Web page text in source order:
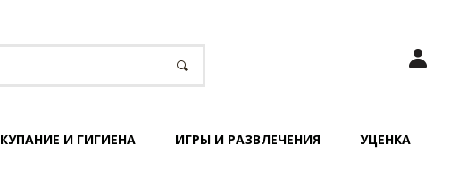
КУПАНИЕ И ГИГИЕНА ИГРЫ И РАЗВЛЕЧЕНИЯ УЦЕНКА